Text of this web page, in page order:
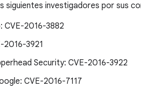
siguientes investigadores por sus
CVE-2016-3882
2016-3921
Security: CVE-2016-3922
CVE-2016-7117